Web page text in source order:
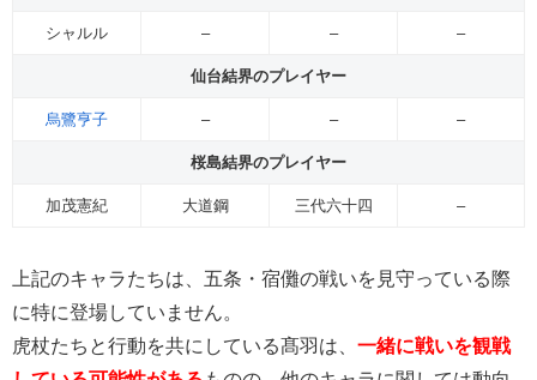
シャルル – – –
仙台結界のプレイヤー
烏鷺亨子 – – –
桜島結界のプレイヤー
加茂憲紀 大道鋼 三代六十四 –
上記のキャラたちは、五条・宿儺の戦いを見守っている際
に特に登場していません。
虎杖たちと行動を共にしている髙羽は、 一緒に戦いを観戦